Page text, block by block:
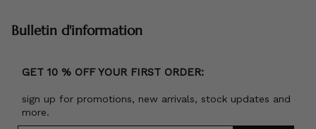
Bulletin d'information
GET 10 % OFF YOUR FIRST ORDER:
sign up for promotions, new arrivals, stock updates and
more.